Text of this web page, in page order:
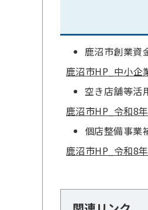
鹿沼市創業資
鹿沼市HP_中小企
空き店舗等活
鹿沼市HP_令和8
個店整備事業
鹿沼市HP_令和8